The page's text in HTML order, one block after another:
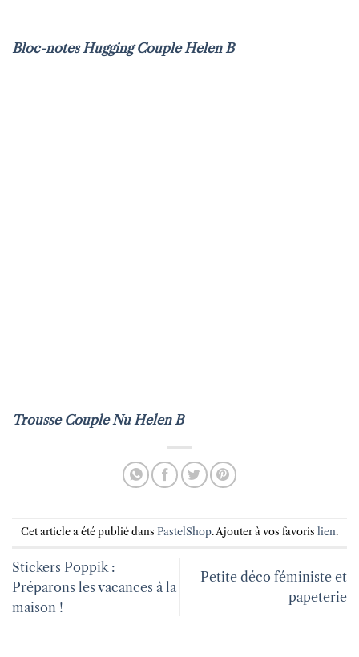
Bloc-notes Hugging Couple Helen B
Trousse Couple Nu Helen B
Cet article a été publié dans PastelShop. Ajouter à vos favoris lien.
Stickers Poppik :
Préparons les vacances à la
maison !
Petite déco féministe et
papeterie